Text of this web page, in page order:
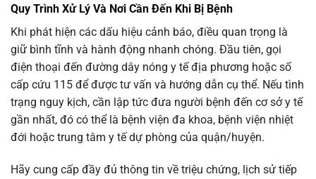
Quy Trình Xử Lý Và Nơi Cần Đến Khi Bị Bệnh
Khi phát hiện các dấu hiệu cảnh báo, điều quan trọng là
giữ bình tĩnh và hành động nhanh chóng. Đầu tiên, gọi
điện thoại đến đường dây nóng y tế địa phương hoặc số
cấp cứu 115 để được tư vấn và hướng dẫn cụ thể. Nếu tình
trạng nguy kịch, cần lập tức đưa người bệnh đến cơ sở y tế
gần nhất, đó có thể là bệnh viện đa khoa, bệnh viện nhiệt
đới hoặc trung tâm y tế dự phòng của quận/huyện.
Hãy cung cấp đầy đủ thông tin về triệu chứng, lịch sử tiếp